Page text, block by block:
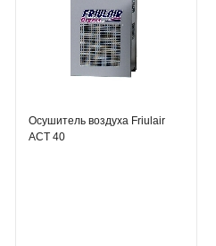
Осушитель воздуха Friulair
ACT 40